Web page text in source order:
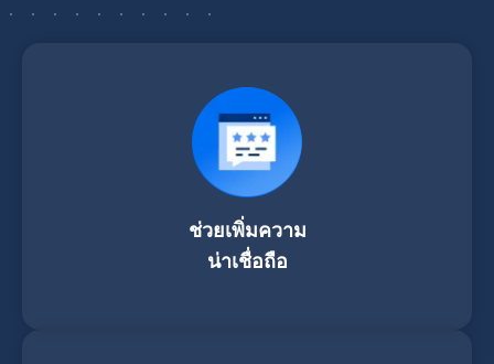
ช่วยเพิ่มความ
น่าเชื่อถือ